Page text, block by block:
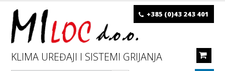
KLIMA UREĐAJI I SISTEMI GRIJANJA
+385 (0)43 243 401